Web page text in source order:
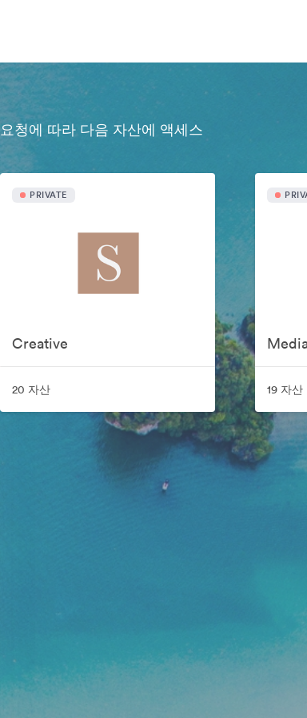
요청에 따라 다음 자산에 액세스
PRIVATE
Creative
20 자산 19 자산